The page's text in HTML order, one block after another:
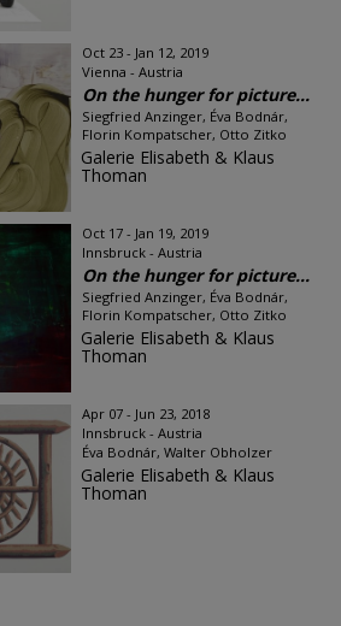
Oct 23 - Jan 12, 2019
Vienna - Austria
On the hunger for picture...
Siegfried Anzinger, Éva Bodnár,
Florin Kompatscher, Otto Zitko
Galerie Elisabeth & Klaus
Thoman
Oct 17 - Jan 19, 2019
Innsbruck - Austria
On the hunger for picture...
Siegfried Anzinger, Éva Bodnár,
Florin Kompatscher, Otto Zitko
Galerie Elisabeth & Klaus
Thoman
Apr 07 - Jun 23, 2018
Innsbruck - Austria
Éva Bodnár, Walter Obholzer
Galerie Elisabeth & Klaus
Thoman